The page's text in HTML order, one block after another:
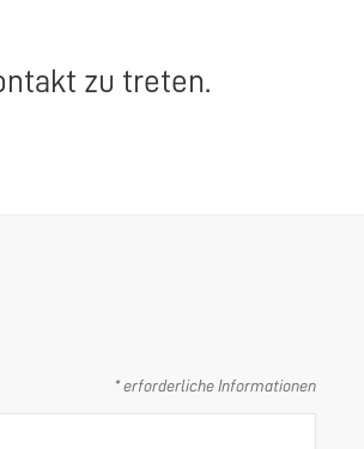
zu treten.
* erforderliche Informationen